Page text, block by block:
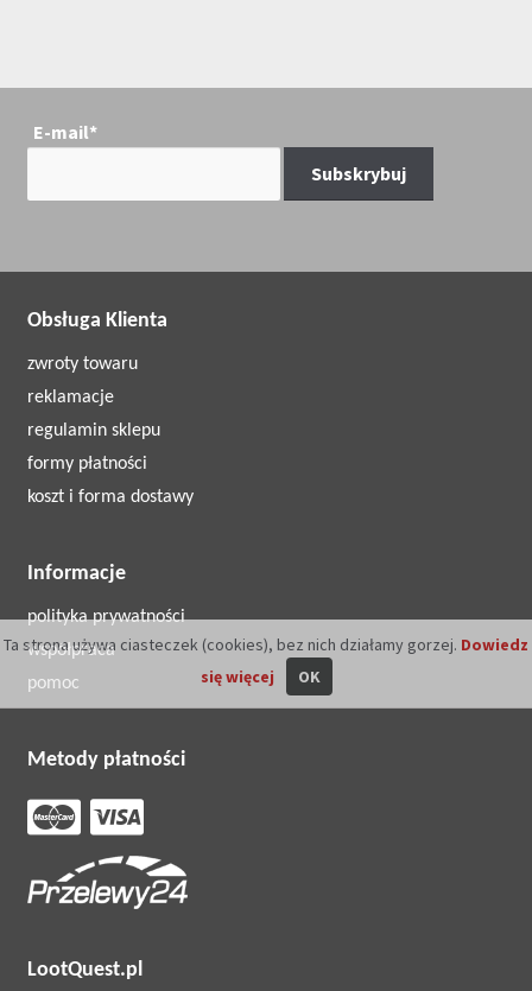
E-mail*
Obsługa Klienta
zwroty towaru
reklamacje
regulamin sklepu
formy płatności
koszt i forma dostawy
Informacje
polityka prywatności
współpraca
pomoc
Metody płatności
LootQuest.pl
Ta strona używa ciasteczek (cookies), bez nich działamy gorzej. Dowiedz
się więcej
OK